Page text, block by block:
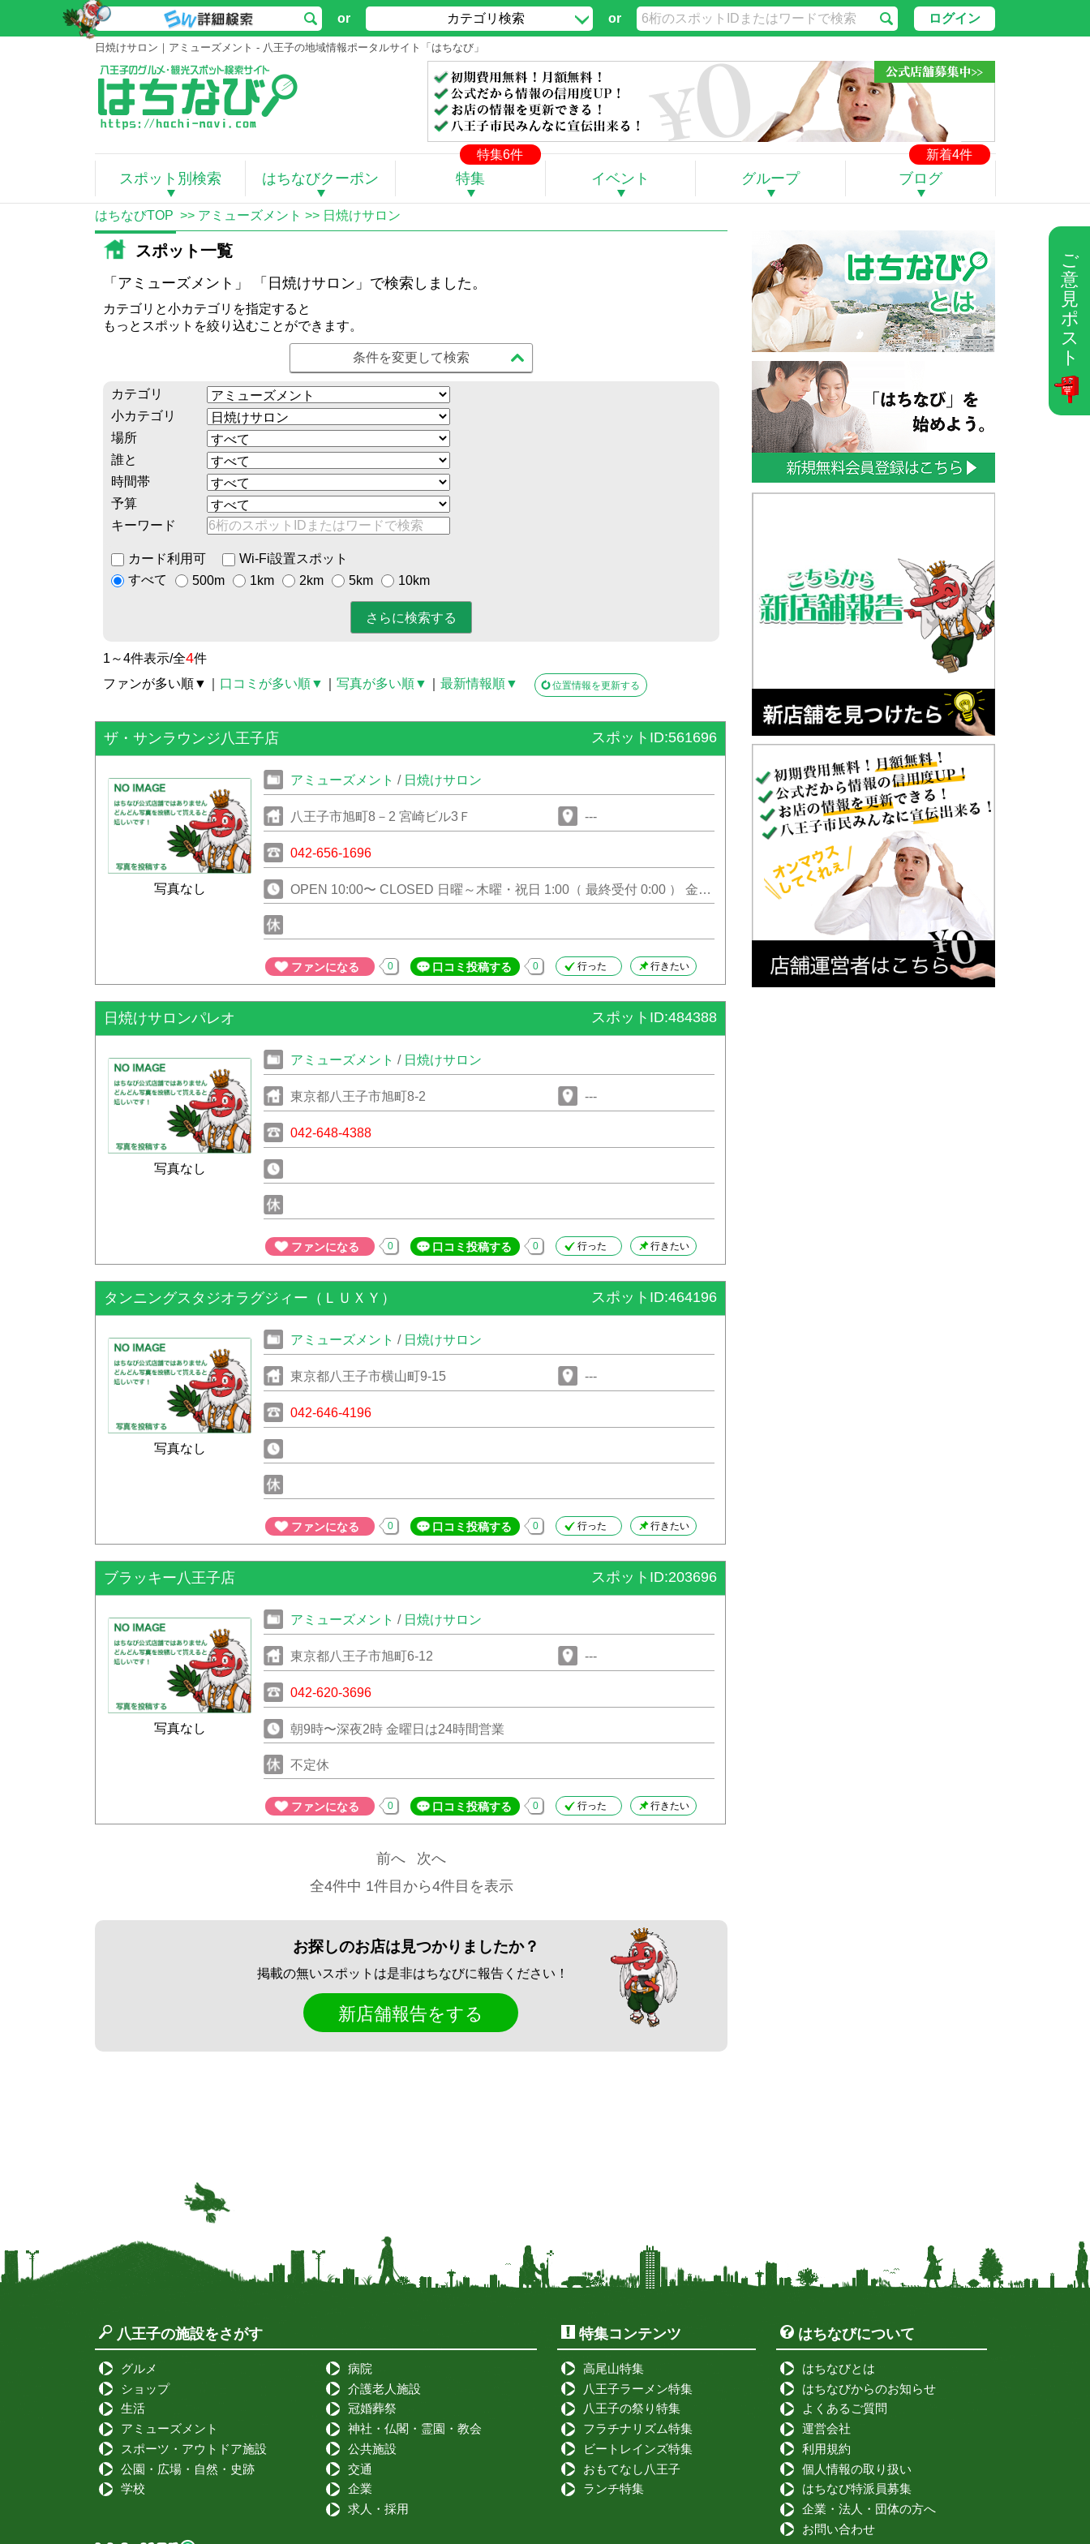
ご
意
見
ポ
ス
ト
or カテゴリ検索 or ログイン
日焼けサロン｜アミューズメント - 八王子の地域情報ポータルサイト「はちなび」
特集6件 新着4件
スポット別検索 はちなびクーポン 特集 イベント グループ ブログ
はちなびTOP >> アミューズメント >> 日焼けサロン
スポット一覧
「アミューズメント」 「日焼けサロン」で検索しました。
カテゴリと小カテゴリを指定すると
もっとスポットを絞り込むことができます。
条件を変更して検索
カテゴリ
小カテゴリ
場所
誰と
時間帯
予算
キーワード
カード利用可
Wi-Fi設置スポット
すべて
500m 1km 2km 5km 10km
1～4件表示/全4件
ファンが多い順▼
口コミが多い順▼ 写真が多い順▼ 最新情報順▼ 位置情報を更新する
ザ・サンラウンジ八王子店 スポットID:561696
写真なし
アミューズメント / 日焼けサロン
八王子市旭町8－2 宮崎ビル3Ｆ ---
042-656-1696
OPEN 10:00〜 CLOSED 日曜～木曜・祝日 1:00（ 最終受付 0:00 ） 金
ファンになる 0 口コミ投稿する 0 行った 行きたい
日焼けサロンパレオ スポットID:484388
写真なし
アミューズメント / 日焼けサロン
東京都八王子市旭町8-2 ---
042-648-4388
ファンになる 0 口コミ投稿する 0 行った 行きたい
タンニングスタジオラグジィー（ＬＵＸＹ） スポットID:464196
写真なし
アミューズメント / 日焼けサロン
東京都八王子市横山町9-15 ---
042-646-4196
ファンになる 0 口コミ投稿する 0 行った 行きたい
ブラッキー八王子店 スポットID:203696
写真なし
アミューズメント / 日焼けサロン
東京都八王子市旭町6-12 ---
042-620-3696
朝9時〜深夜2時 金曜日は24時間営業
不定休
ファンになる 0 口コミ投稿する 0 行った 行きたい
前へ
次へ
全4件中 1件目から4件目を表示
お探しのお店は見つかりましたか？
掲載の無いスポットは是非はちなびに報告ください！
新店舗報告をする
八王子の施設をさがす
グルメ
ショップ
生活
アミューズメント
スポーツ・アウトドア施設
公園・広場・自然・史跡
学校
病院
介護老人施設
冠婚葬祭
神社・仏閣・霊園・教会
公共施設
交通
企業
求人・採用
特集コンテンツ
高尾山特集
八王子ラーメン特集
八王子の祭り特集
フラチナリズム特集
ビートレインズ特集
おもてなし八王子
ランチ特集
はちなびについて
はちなびとは
はちなびからのお知らせ
よくあるご質問
運営会社
利用規約
個人情報の取り扱い
はちなび特派員募集
企業・法人・団体の方へ
お問い合わせ